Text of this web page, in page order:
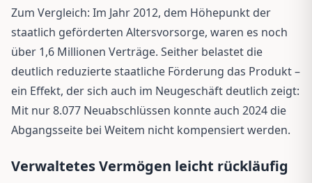
Zum Vergleich: Im Jahr 2012, dem Höhepunkt der
staatlich geförderten Altersvorsorge, waren es noch
über 1,6 Millionen Verträge. Seither belastet die
deutlich reduzierte staatliche Förderung das Produkt –
ein Effekt, der sich auch im Neugeschäft deutlich zeigt:
Mit nur 8.077 Neuabschlüssen konnte auch 2024 die
Abgangsseite bei Weitem nicht kompensiert werden.
Verwaltetes Vermögen leicht rückläufig